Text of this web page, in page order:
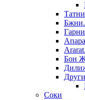
Татни
Гарни
Бон
Соки